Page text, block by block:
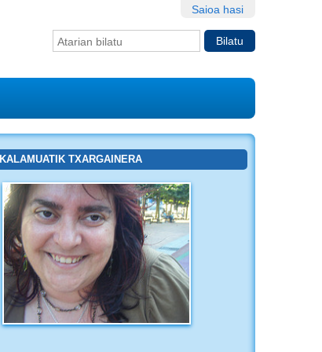
Saioa hasi
Bilatu atarian
KALAMUATIK TXARGAINERA